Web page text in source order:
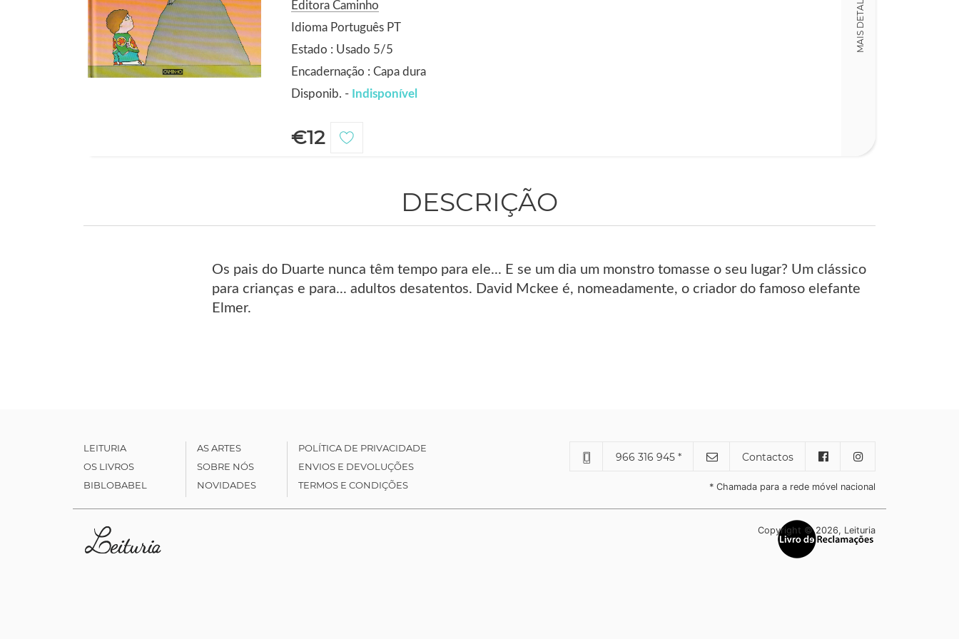
Editora Caminho
Idioma Português PT
Estado : Usado 5/5
Encadernação : Capa dura
Disponib. - Indisponível
€12
MAIS DETALHES
DESCRIÇÃO
Os pais do Duarte nunca têm tempo para ele... E se um dia um monstro tomasse o seu lugar? Um clássico
para crianças e para... adultos desatentos. David Mckee é, nomeadamente, o criador do famoso elefante
Elmer.
LEITURIA
OS LIVROS
BIBLOBABEL
AS ARTES
SOBRE NÓS
NOVIDADES
POLÍTICA DE PRIVACIDADE
ENVIOS E DEVOLUÇÕES
TERMOS E CONDIÇÕES
966 316 945 * Contactos
* Chamada para a rede móvel nacional
Copyright © 2026, Leituria